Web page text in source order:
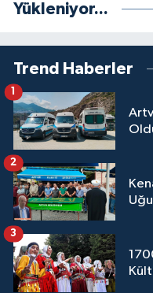
Yükleniyor...
Trend Haberler
2
3